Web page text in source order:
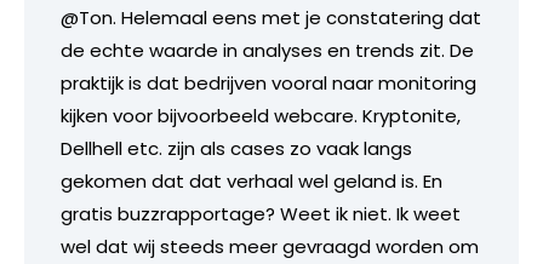
@Ton. Helemaal eens met je constatering dat
de echte waarde in analyses en trends zit. De
praktijk is dat bedrijven vooral naar monitoring
kijken voor bijvoorbeeld webcare. Kryptonite,
Dellhell etc. zijn als cases zo vaak langs
gekomen dat dat verhaal wel geland is. En
gratis buzzrapportage? Weet ik niet. Ik weet
wel dat wij steeds meer gevraagd worden om